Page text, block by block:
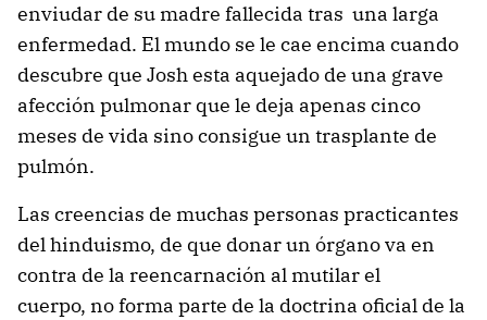
enviudar de su madre fallecida tras una larga
enfermedad. El mundo se le cae encima cuando
descubre que Josh esta aquejado de una grave
afección pulmonar que le deja apenas cinco
meses de vida sino consigue un trasplante de
pulmón.
Las creencias de muchas personas practicantes
del hinduismo, de que donar un órgano va en
contra de la reencarnación al mutilar el
cuerpo, no forma parte de la doctrina oficial de la